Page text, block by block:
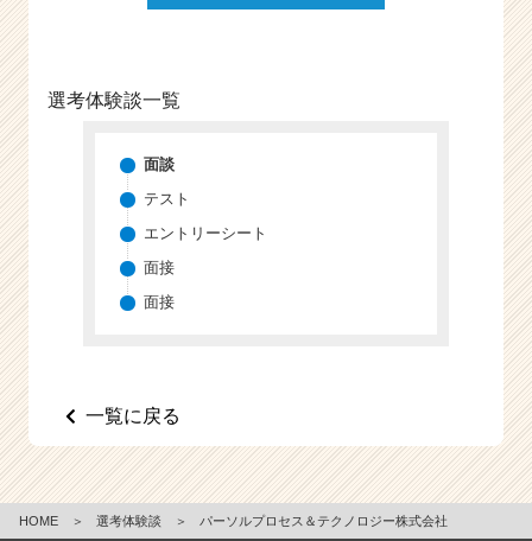
く
ャ
選考体験談一覧
面談
テスト
エントリーシート
面接
面接
一覧に戻る
HOME ＞ 選考体験談 ＞ パーソルプロセス＆テクノロジー株式会社